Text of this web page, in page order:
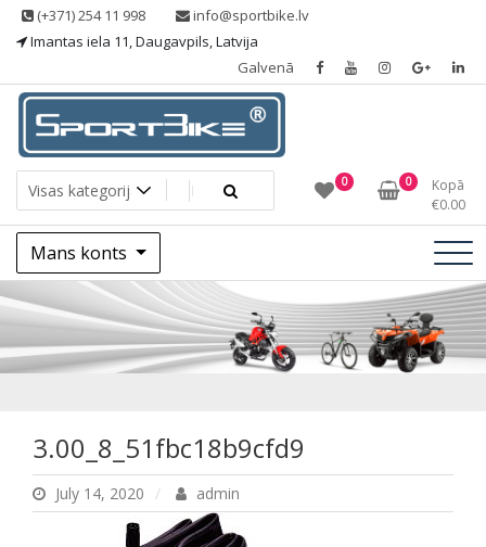
Skip (+371) 254 11 998
info@sportbike.lv
Imantas iela 11, Daugavpils, Latvija
Galvenā
Sportbike
Sporting goods 0 0
Kopā
€0.00
Mans konts
3.00_8_51fbc18b9cfd9
July 14, 2020 admin